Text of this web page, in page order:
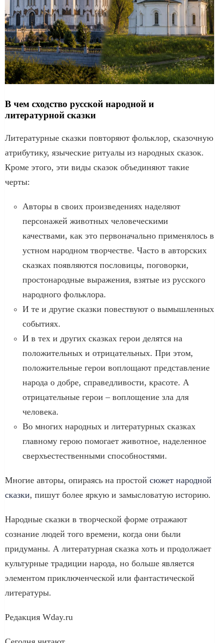
В чем сходство русской народной и
литературной сказки
Литературные сказки повторяют фольклор, сказочную
атрибутику, языческие ритуалы из народных сказок.
Кроме этого, эти виды сказок объединяют такие
черты:
Авторы в своих произведениях наделяют
персонажей животных человеческими
качествами, как это первоначально применялось в
устном народном творчестве. Часто в авторских
сказках появляются пословицы, поговорки,
простонародные выражения, взятые из русского
народного фольклора.
И те и другие сказки повествуют о вымышленных
событиях.
И в тех и других сказках герои делятся на
положительных и отрицательных. При этом,
положительные герои воплощают представление
народа о добре, справедливости, красоте. А
отрицательные герои – воплощение зла для
человека.
Во многих народных и литературных сказках
главному герою помогает животное, наделенное
сверхъестественными способностями.
Многие авторы, опираясь на простой сюжет народной
сказки, пишут более яркую и замысловатую историю.
Народные сказки в творческой форме отражают
сознание людей того времени, когда они были
придуманы. А литературная сказка хоть и продолжает
культурные традиции народа, но больше является
элементом приключенческой или фантастической
литературы.
Редакция Wday.ru